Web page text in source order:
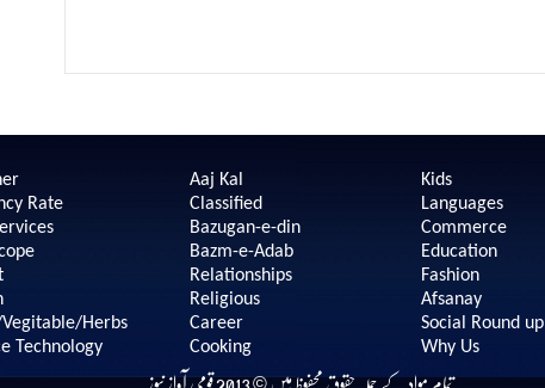
Rate
Herbs
Technology
Aaj Kal
Classified
Bazugan-e-din
Bazm-e-Adab
Relationships
Religious
Career
Cooking
Kids
Languages
Commerce
Education
Fashion
Afsanay
Social Round up
Why Us
تمام مواد کے جملہ حقوق محفوظ ہیں © 2013 قومی آواز نیوز